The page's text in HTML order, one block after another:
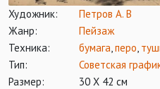
Художник:
Петров А. В
Жанр:
Пейзаж
Техника:
бумага,перо,
Тип:
Советская
Размер:
30 Х 42 см